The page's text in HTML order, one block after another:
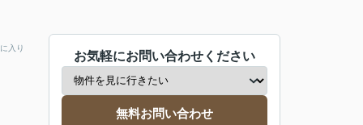
入り
お気軽にお問い合わせください
無料お問い合わせ